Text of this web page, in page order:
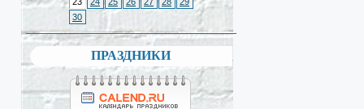
30
ПРАЗДНИКИ